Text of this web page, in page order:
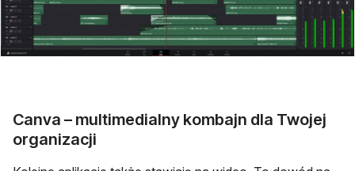
Canva – multimedialny kombajn dla Twojej
organizacji